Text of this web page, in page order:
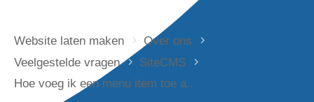
Website laten maken
Over ons
Veelgestelde vragen
SiteCMS
Hoe voeg ik een menu item toe a..